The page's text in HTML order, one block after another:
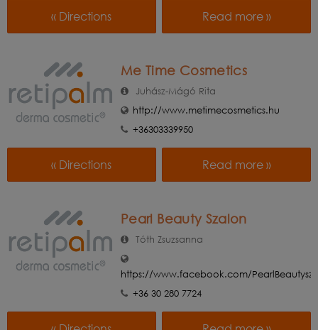
« Directions Read more »
Me Time Cosmetics
Juhász-Mágó Rita
http://www.metimecosmetics.hu
+36303339950
« Directions Read more »
Pearl Beauty Szalon
Tóth Zsuzsanna
https://www.facebook.com/
+36 30 280 7724